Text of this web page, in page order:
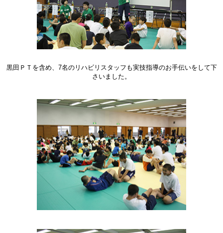
黒田ＰＴを含め、7名のリハビリスタッフも実技指導のお手伝いをして下
さいました。